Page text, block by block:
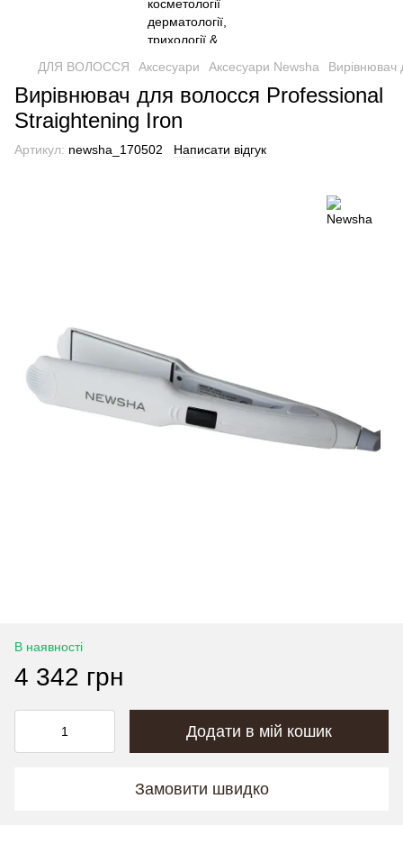
ДЛЯ ВОЛОССЯ Аксесуари Аксесуари Newsha
Вирівнювач для волосся Professional
Straightening Iron
Артикул: newsha_170502 Написати відгук
В наявності
4 342 грн
Додати в мій кошик
Замовити швидко